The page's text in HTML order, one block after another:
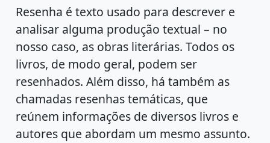
Resenha é texto usado para descrever e
analisar alguma produção textual – no
nosso caso, as obras literárias. Todos os
livros, de modo geral, podem ser
resenhados. Além disso, há também as
chamadas resenhas temáticas, que
reúnem informações de diversos livros e
autores que abordam um mesmo assunto.